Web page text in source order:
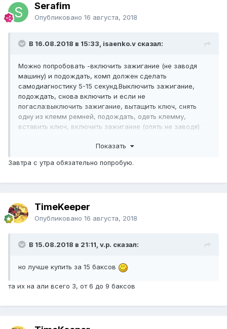
Serafim
Опубликовано 16 августа, 2018
В 16.08.2018 в 15:33, isaenko.v сказал:
Можно попробовать -включить зажигание (не заводя
машину) и подождать, комп должен сделать
самодиагностику 5-15 секунд.Выключить зажигание,
подождать, снова включить и если не
погасла:выключить зажигание, вытащить ключ, снять
одну из клемм ремней, подождать, одеть клемму,
вставить ключ, включить зажигание (опять не заводя)
Показать
Завтра с утра обязательно попробую.
TimeKeeper
Опубликовано 16 августа, 2018
В 15.08.2018 в 21:11, v.p. сказал:
но лучше купить за 15 баксов
та их на али всего 3, от 6 до 9 баксов